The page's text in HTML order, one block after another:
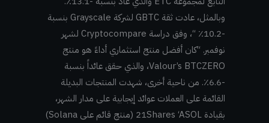
وبالمثل، عادت ثقة GBTC لشركة Grayscale بنسبة
-10.2٪ “، وفق دراسة Cryptocompare لشهر
نوفمبر. “كان أفضل منتج استثماري أداءً هو منتج
Valour’s BTCZERO، والذي حقق عائداً بنسبة
-6.6٪. من ناحية أخرى، شهدت المنتجات البديلة
القائمة على العملات عوائد إيجابية على مدار الشهر،
بقيادة 21Shares ‘ASOL (منتج قائم على Solana)